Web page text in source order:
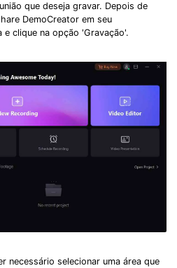
que deseja gravar. Depois de
DemoCreator em seu
clique na opção 'Gravação'.
necessário selecionar uma área que